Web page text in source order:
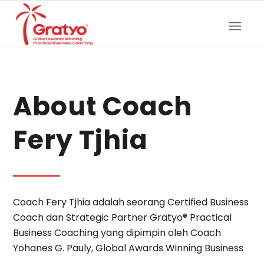
About Coach
Fery Tjhia
Coach Fery Tjhia adalah seorang Certified Business
Coach dan Strategic Partner Gratyo® Practical
Business Coaching yang dipimpin oleh Coach
Yohanes G. Pauly, Global Awards Winning Business